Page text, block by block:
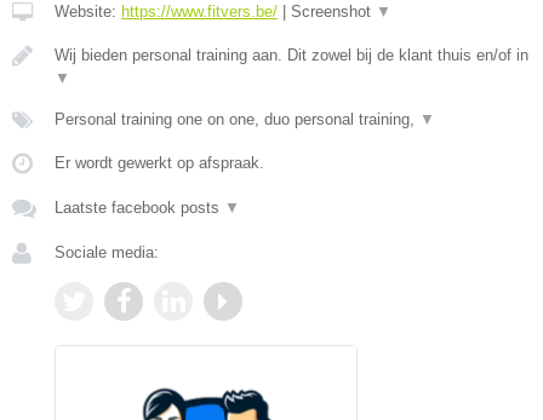
Website: https://www.fitvers.be/ | Screenshot ▼
Wij bieden personal training aan. Dit zowel bij de klant thuis en/of in
▼
Personal training one on one, duo personal training, ▼
Er wordt gewerkt op afspraak.
Laatste facebook posts ▼
Sociale media: